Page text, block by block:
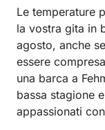
Le temperature
la vostra gita in
agosto, anche
essere
una barca a
bassa stagione
appassionati